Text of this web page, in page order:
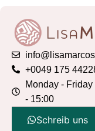
+0049 175
Monday - Friday
- 15:00
Schreib uns